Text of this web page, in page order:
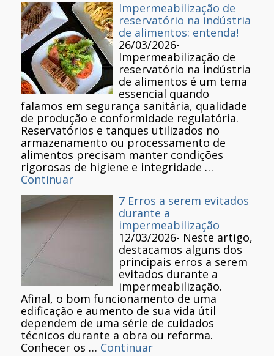
Impermeabilização de
reservatório na indústria
de alimentos: entenda!
26/03/2026-
Impermeabilização de
reservatório na indústria
de alimentos é um tema
essencial quando
falamos em segurança sanitária, qualidade
de produção e conformidade regulatória.
Reservatórios e tanques utilizados no
armazenamento ou processamento de
alimentos precisam manter condições
rigorosas de higiene e integridade …
Continuar
7 Erros a serem evitados
durante a
impermeabilização
12/03/2026- Neste artigo,
destacamos alguns dos
principais erros a serem
evitados durante a
impermeabilização.
Afinal, o bom funcionamento de uma
edificação e aumento de sua vida útil
dependem de uma série de cuidados
técnicos durante a obra ou reforma.
Conhecer os … Continuar